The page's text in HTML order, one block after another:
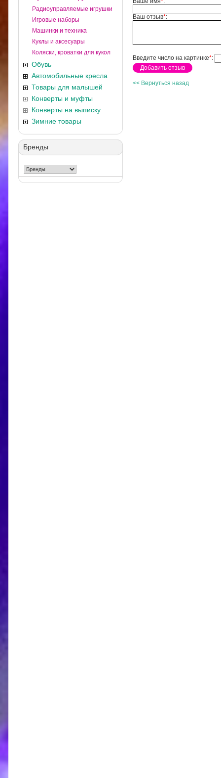
Радиоуправляемые игрушки
Игровые наборы
Машинки и техника
Куклы и аксесуары
Коляски, кроватки для кукол
Обувь
Автомобильные кресла
Товары для малышей
Конверты и муфты
Конверты на выписку
Зимние товары
Бренды
Ваш отзыв*:
Введите число на картинке*:
<< Вернуться назад